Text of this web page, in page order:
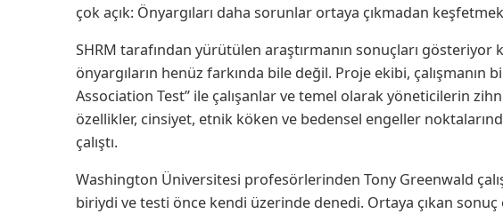
çok açık: Önyargıları daha sorunlar ortaya çıkmadan
SHRM tarafından yürütülen araştırmanın sonuçları
önyargıların henüz farkında bile değil. Proje ekibi,
Association Test” ile çalışanlar ve temel olarak yöneticilerin
özellikler, cinsiyet, etnik köken ve bedensel engeller
çalıştı.
Washington Üniversitesi profesörlerinden Tony Greenwald
biriydi ve testi önce kendi üzerinde denedi. Ortaya çıkan sonuç